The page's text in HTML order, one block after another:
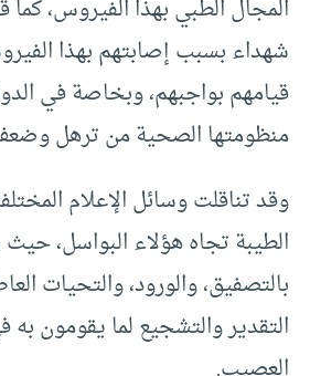
المجال الطبي بهذا الفيروس،
شهداء بسبب إصابتهم بهذا
قيامهم بواجبهم، وبخاصة في
منظومتها الصحية من ترهل
وقد تناقلت وسائل الإعلام
الطيبة تجاه هؤلاء البواسل،
بالتصفيق، والورود، والتحيات
التقدير والتشجيع لما يقومون